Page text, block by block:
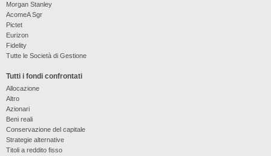
Morgan Stanley
AcomeA Sgr
Pictet
Eurizon
Fidelity
Tutte le Società di Gestione
Tutti i fondi confrontati
Allocazione
Altro
Azionari
Beni reali
Conservazione del capitale
Strategie alternative
Titoli a reddito fisso